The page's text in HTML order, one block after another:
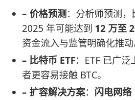
– 价格预测：分析师预测
2025 年可能达到 12 万至
资金流入与监管明确化推动
– 比特币 ETF：ETF 已广
者更容易接触 BTC。
– 扩容解决方案： 闪电网